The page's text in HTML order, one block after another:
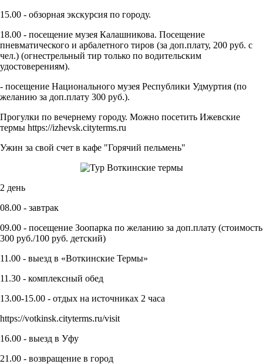
15.00 - обзорная экскурсия по городу.
18.00 - посещение музея Калашникова. Посещение
пневматического и арбалетного тиров (за доп.плату, 200 руб. с
чел.) (огнестрельный тир только по водительским
удостоверениям).
- посещение Национального музея Республики Удмуртия (по
желанию за доп.плату 300 руб.).
Прогулки по вечернему городу. Можно посетить Ижевские
термы https://izhevsk.cityterms.ru
Ужин за свой счет в кафе "Горячий пельмень"
2 день
08.00 - завтрак
09.00 - посещение Зоопарка по желанию за доп.плату (стоимость
300 руб./100 руб. детский)
11.00 - выезд в «Воткинские Термы»
11.30 - комплексный обед
13.00-15.00 - отдых на источниках 2 часа
https://votkinsk.cityterms.ru/visit
16.00 - выезд в Уфу
21.00 - возвращение в город